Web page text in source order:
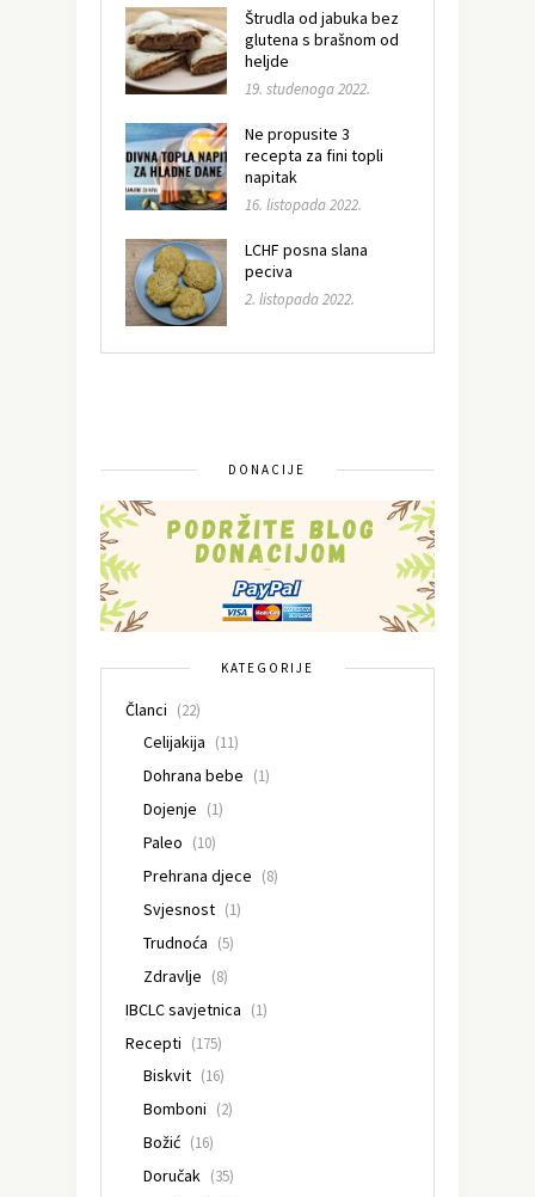
Štrudla od jabuka bez
glutena s brašnom od
heljde
19. studenoga 2022.
Ne propusite 3
recepta za fini topli
napitak
16. listopada 2022.
LCHF posna slana
peciva
2. listopada 2022.
DONACIJE
KATEGORIJE
Članci (22)
Celijakija (11)
Dohrana bebe (1)
Dojenje (1)
Paleo (10)
Prehrana djece (8)
Svjesnost (1)
Trudnoća (5)
Zdravlje (8)
IBCLC savjetnica (1)
Recepti (175)
Biskvit (16)
Bomboni (2)
Božić (16)
Doručak (35)